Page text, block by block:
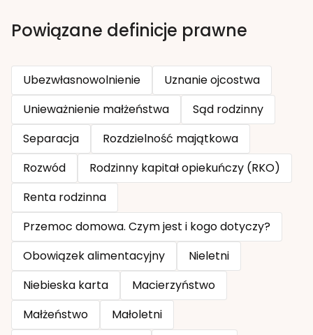
Powiązane definicje prawne
Ubezwłasnowolnienie
Uznanie ojcostwa
Unieważnienie małżeństwa
Sąd rodzinny
Separacja
Rozdzielność majątkowa
Rozwód
Rodzinny kapitał opiekuńczy (RKO)
Renta rodzinna
Przemoc domowa. Czym jest i kogo dotyczy?
Obowiązek alimentacyjny
Nieletni
Niebieska karta
Macierzyństwo
Małżeństwo
Małoletni